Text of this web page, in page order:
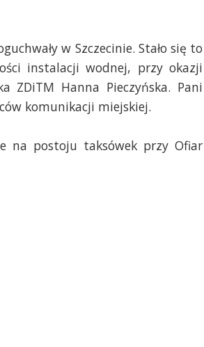
w Szczecinie. Stało się to
instalacji wodnej, przy okazji
ZDiTM Hanna Pieczyńska. Pani
komunikacji miejskiej.
na postoju taksówek przy Ofiar